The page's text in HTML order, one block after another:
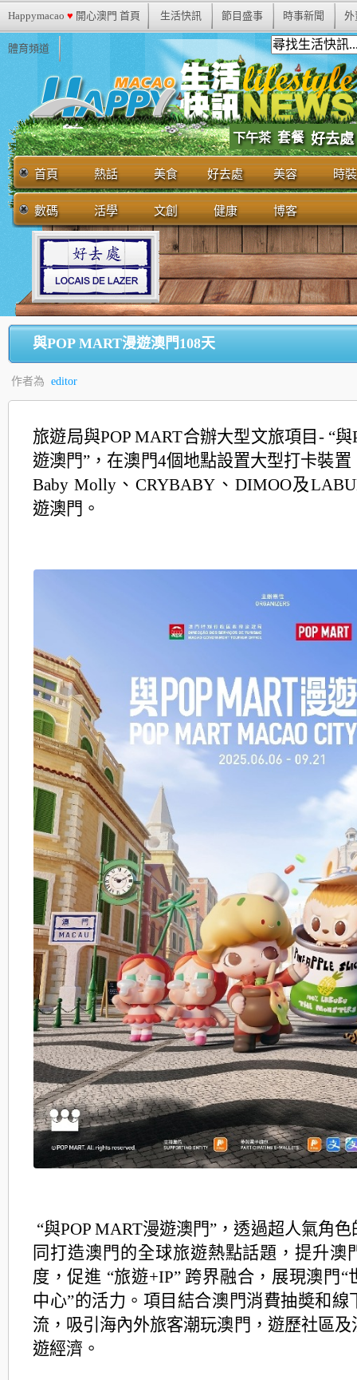
Happymacao ♥ 開心澳門 首頁 生活快訊 節目盛事 時事新聞 外
體育頻道
下午茶 套餐 好去處
首頁 熱話 美食 好去處 美容 時裝
數碼 活學 文創 健康 博客
與POP MART漫遊澳門108天
作者為 editor
旅遊局與POP MART合辦大型文旅項目- “與
遊澳門”，在澳門4個地點設置大型打卡裝
Baby Molly、CRYBABY、DIMOO及
遊澳門。
“與POP MART漫遊澳門”， 透過超人氣角色
同打造澳門的全球旅遊熱點話題，提升澳
度，促進 “旅遊+IP” 跨界融合，展現澳門“
中心”的活力。項目結合澳門消費抽奬和線
流，吸引海內外旅客潮玩澳門，遊歷社區及
遊經濟。